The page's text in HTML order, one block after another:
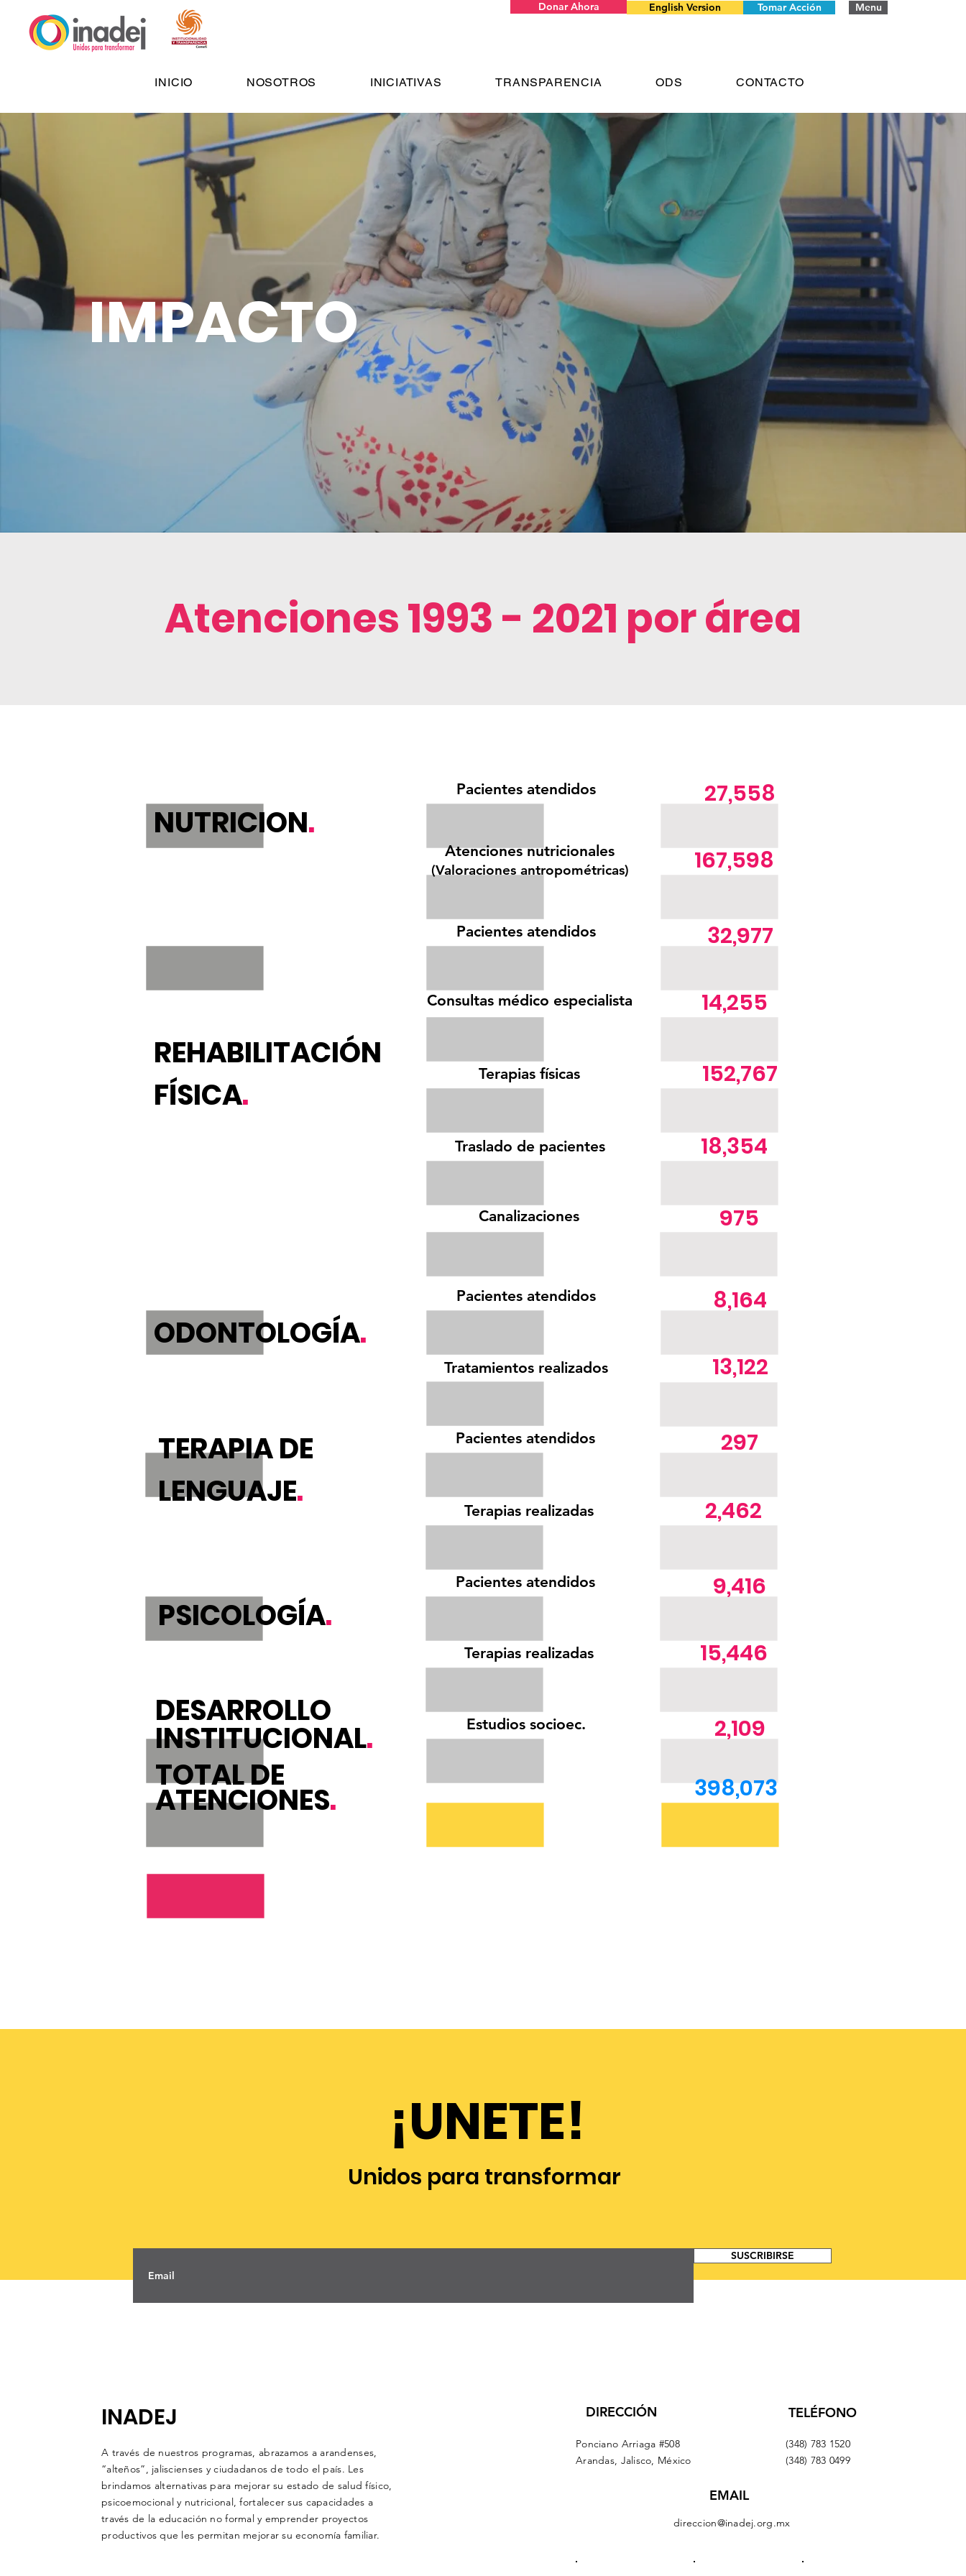
Donar Ahora English Version Tomar Acción Menu
INICIO NOSOTROS INICIATIVAS TRANSPARENCIA ODS CONTACTO
IMPACTO
Atenciones 1993 - 2021 por área
NUTRICION.
Pacientes atendidos 27,558
Atenciones nutricionales
(Valoraciones antropométricas) 167,598
REHABILITACIÓN
FÍSICA.
Pacientes atendidos 32,977
Consultas médico especialista 14,255
Terapias físicas 152,767
Traslado de pacientes 18,354
Canalizaciones 975
ODONTOLOGÍA.
Pacientes atendidos 8,164
Tratamientos realizados 13,122
TERAPIA DE
LENGUAJE.
Pacientes atendidos 297
Terapias realizadas 2,462
PSICOLOGÍA.
Pacientes atendidos 9,416
Terapias realizadas 15,446
DESARROLLO
INSTITUCIONAL. Estudios socioec. 2,109
TOTAL DE
ATENCIONES. 398,073
¡UNETE!
Unidos para transformar
SUSCRIBIRSE
INADEJ
A través de nuestros programas, abrazamos a arandenses,
“alteños”, jaliscienses y ciudadanos de todo el país. Les
brindamos alternativas para mejorar su estado de salud físico,
psicoemocional y nutricional, fortalecer sus capacidades a
través de la educación no formal y emprender proyectos
productivos que les permitan mejorar su economía familiar.
DIRECCIÓN
Ponciano Arriaga #508
Arandas, Jalisco, México
TELÉFONO
(348) 783 1520
(348) 783 0499
EMAIL
direccion@inadej.org.mx